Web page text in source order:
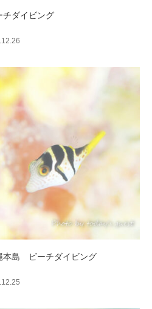
ダイビング
本島 ビーチダイビング